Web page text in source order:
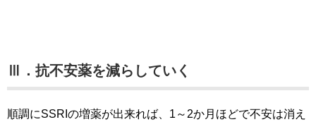
Ⅲ．抗不安薬を減らしていく
順調にSSRIの増薬が出来れば、1～2か月ほどで不安は消え